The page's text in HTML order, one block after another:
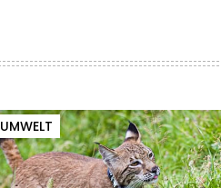
UMWELT